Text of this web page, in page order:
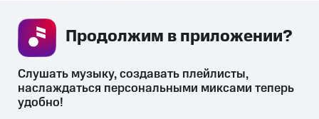
СКАЧАТЬ ПРИЛОЖЕНИЕ
Слушать музыку, создавать плейлисты,
наслаждаться персональными миксами теперь
удобно!